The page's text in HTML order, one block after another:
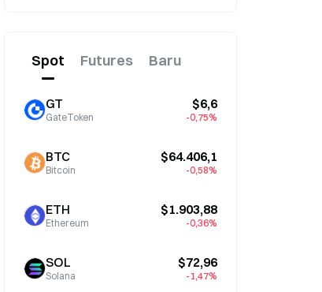
Spot Futures Baru
GT
GateToken
$6,6
-0,75%
BTC
Bitcoin
$64.406,1
-0,58%
ETH
Ethereum
$1.903,88
-0,36%
SOL
Solana
$72,96
-1,47%